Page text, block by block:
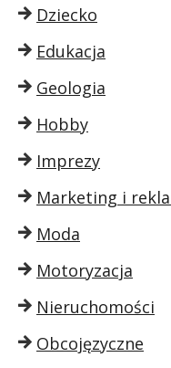
Dziecko
Edukacja
Geologia
Hobby
Imprezy
Marketing i
Moda
Motoryzacja
Nieruchomości
Obcojęzyczne